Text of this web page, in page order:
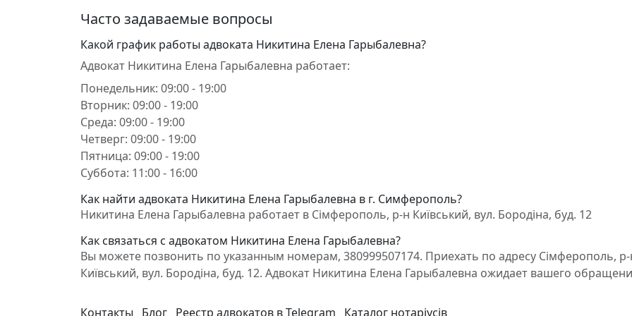
Часто задаваемые вопросы
Какой график работы адвоката Никитина Елена Гарыбалевна?
Адвокат Никитина Елена Гарыбалевна работает:
Понедельник: 09:00 - 19:00
Вторник: 09:00 - 19:00
Среда: 09:00 - 19:00
Четверг: 09:00 - 19:00
Пятница: 09:00 - 19:00
Суббота: 11:00 - 16:00
Как найти адвоката Никитина Елена Гарыбалевна в г. Симферополь?
Никитина Елена Гарыбалевна работает в Сімферополь, р-н Київський, вул. Бородіна, буд. 12
Как связаться с адвокатом Никитина Елена Гарыбалевна?
Вы можете позвонить по указанным номерам, 380999507174. Приехать по адресу Сімферополь,
Київський, вул. Бородіна, буд. 12. Адвокат Никитина Елена Гарыбалевна ожидает вашего
Контакты Блог Реестр адвокатов в Telegram Каталог нотаріусів